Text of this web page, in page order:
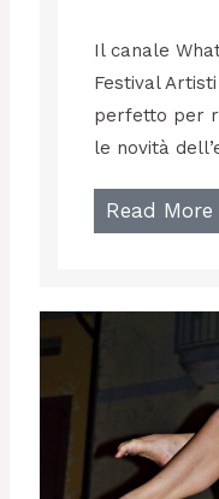
Il canale
Festival
perfetto per
le novità
Read